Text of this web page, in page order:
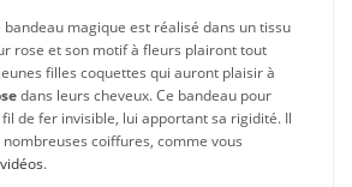
bandeau magique est réalisé dans un tissu
rose et son motif à fleurs plairont tout
filles coquettes qui auront plaisir à
dans leurs cheveux. Ce bandeau pour
de fer invisible, lui apportant sa rigidité. Il
coiffures, comme vous
.